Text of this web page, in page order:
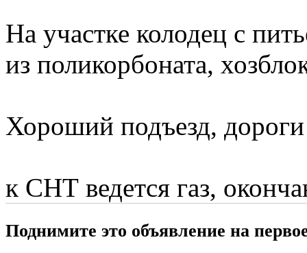
На участке колодец с
из поликорбоната,
Хороший подъезд, дороги
к СНТ ведется газ,
Поднимите это объявление на